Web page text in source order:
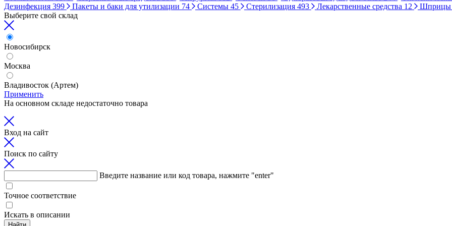
Дезинфекция 399 Пакеты и баки для утилизации 74 Системы 45 Стерилизация 493 Лекарственные средства 12 Шприцы
Выберите свой склад
Новосибирск
Москва
Владивосток (Артем)
Применить
На основном складе недостаточно товара
Вход на сайт
Поиск по сайту
Введите название или код товара, нажмите "enter"
Точное соответствие
Искать в описании